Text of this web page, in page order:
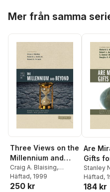
Mer från samma
Three Views on the
Millennium and
Beyond
Craig A. Blaising,
Stanley N. Gundry
Darrell L. Bock
Häftad, 1999
250 kr
Are
Gifts
Stanley
Wayne
Häftad,
184 kr